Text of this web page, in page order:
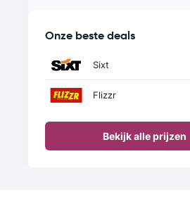
Onze beste deals
Sixt
Flizzr
Bekijk alle prijzen